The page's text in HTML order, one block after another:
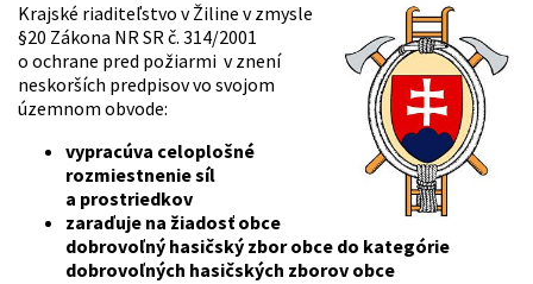
Krajské riaditeľstvo v Žiline v zmysle
§20 Zákona NR SR č. 314/2001
o ochrane pred požiarmi v znení
neskorších predpisov vo svojom
územnom obvode:
vypracúva celoplošné
rozmiestnenie síl
a prostriedkov
zaraďuje na žiadosť obce
dobrovoľný hasičský zbor obce do kategórie
dobrovoľných hasičských zborov obce